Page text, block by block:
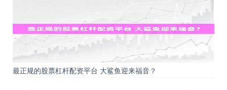
最正规的股票杠杆配资平台 大鲨鱼迎来福音？